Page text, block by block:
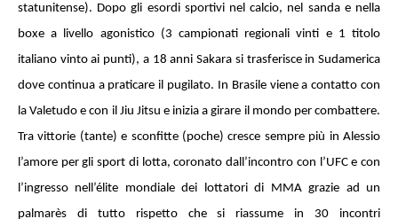
statunitense). Dopo gli esordi sportivi nel calcio, nel sanda e nella
boxe a livello agonistico (3 campionati regionali vinti e 1 titolo
italiano vinto ai punti), a 18 anni Sakara si trasferisce in Sudamerica
dove continua a praticare il pugilato. In Brasile viene a contatto con
la Valetudo e con il Jiu Jitsu e inizia a girare il mondo per combattere.
Tra vittorie (tante) e sconfitte (poche) cresce sempre più in Alessio
l’amore per gli sport di lotta, coronato dall’incontro con l’UFC e con
l’ingresso nell’élite mondiale dei lottatori di MMA grazie ad un
palmarès di tutto rispetto che si riassume in 30 incontri